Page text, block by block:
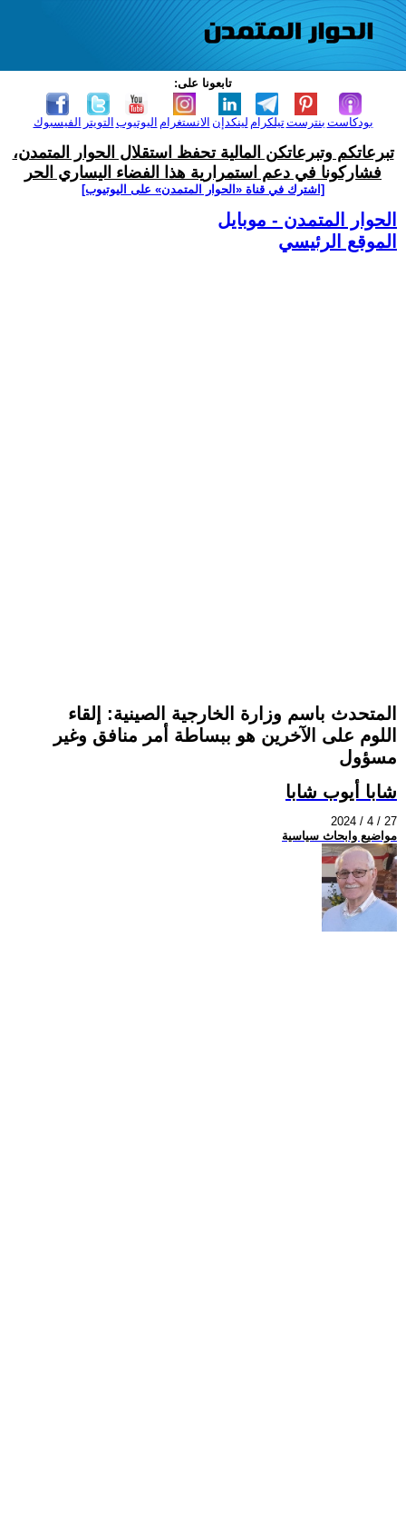
تابعونا على:
الفيسبوك التويتر اليوتيوب الانستغرام لينكدإن تيلكرامبنترست بودكاست
تبرعاتكم وتبرعاتكن المالية تحفظ استقلال الحوار المتمدن،
فشاركونا في دعم استمرارية هذا الفضاء اليساري الحر
[اشترك في قناة ‫«الحوار المتمدن» على اليوتيوب]
الحوار المتمدن - موبايل
الموقع الرئيسي
المتحدث باسم وزارة الخارجية الصينية: إلقاء
اللوم على الآخرين هو ببساطة أمر منافق وغير
مسؤول
شابا أيوب شابا
2024 / 4 / 27
مواضيع وابحاث سياسية